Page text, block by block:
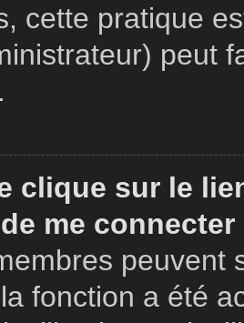
cette pratique
peut
clique sur le
me connecter
peuvent
fonction a été